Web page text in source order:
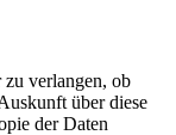
zu verlangen, ob
über diese
der Daten